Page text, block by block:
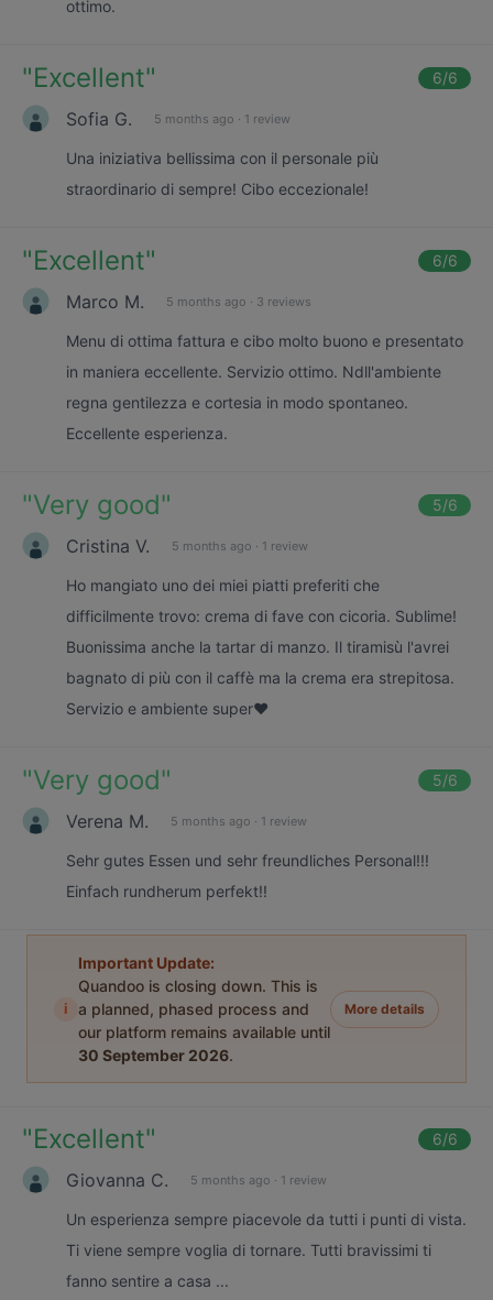
ottimo.
"Excellent" 6/6
Sofia G. 5 months ago · 1 review
Una iniziativa bellissima con il personale più
straordinario di sempre! Cibo eccezionale!
"Excellent" 6/6
Marco M. 5 months ago · 3 reviews
Menu di ottima fattura e cibo molto buono e presentato
in maniera eccellente. Servizio ottimo. Ndll'ambiente
regna gentilezza e cortesia in modo spontaneo.
Eccellente esperienza.
"Very good" 5/6
Cristina V. 5 months ago · 1 review
Ho mangiato uno dei miei piatti preferiti che
difficilmente trovo: crema di fave con cicoria. Sublime!
Buonissima anche la tartar di manzo. Il tiramisù l'avrei
bagnato di più con il caffè ma la crema era strepitosa.
Servizio e ambiente super❤️
"Very good" 5/6
Verena M. 5 months ago · 1 review
Sehr gutes Essen und sehr freundliches Personal!!!
Einfach rundherum perfekt!!
i
Important Update:
Quandoo is closing down. This is
a planned, phased process and
our platform remains available until
30 September 2026.
More details
"Excellent" 6/6
Giovanna C. 5 months ago · 1 review
Un esperienza sempre piacevole da tutti i punti di vista.
Ti viene sempre voglia di tornare. Tutti bravissimi ti
fanno sentire a casa ...